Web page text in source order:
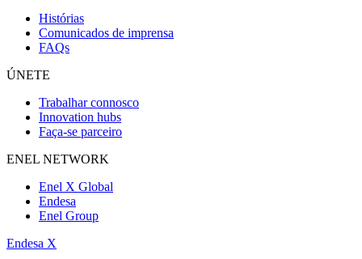
Histórias
Comunicados de imprensa
FAQs
ÚNETE
Trabalhar connosco
Innovation hubs
Faça-se parceiro
ENEL NETWORK
Enel X Global
Endesa
Enel Group
Endesa X